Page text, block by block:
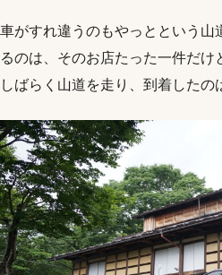
車がすれ違うのもやっとという山
るのは、そのお店たった一件だけ
しばらく山道を走り、到着したの